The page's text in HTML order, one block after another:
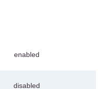
enabled
disabled